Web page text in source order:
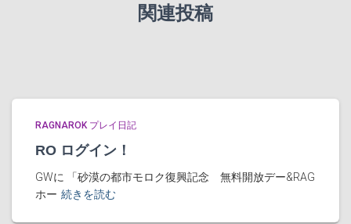
関連投稿
RAGNAROK プレイ日記
RO ログイン！
GWに 「砂漠の都市モロク復興記念 無料開放デー&RAG
ホー 続きを読む